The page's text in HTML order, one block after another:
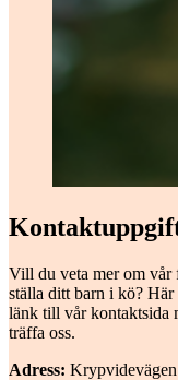
Vill du veta mer om vår
ställa ditt barn i kö?
länk till vår kontaktsida
träffa oss.
Adress: